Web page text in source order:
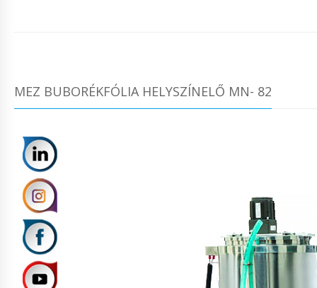
MEZ BUBORÉKFÓLIA HELYSZÍNELŐ MN- 82